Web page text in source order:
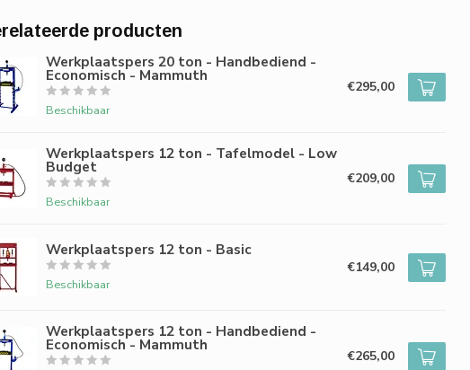
producten
Werkplaatspers 20 ton - Handbediend -
Economisch - Mammuth
Beschikbaar
€295,00
Werkplaatspers 12 ton - Tafelmodel - Low
Budget
Beschikbaar
€209,00
Werkplaatspers 12 ton - Basic
Beschikbaar
€149,00
Werkplaatspers 12 ton - Handbediend -
Economisch - Mammuth
€265,00